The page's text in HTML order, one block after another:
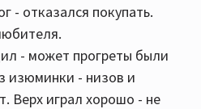
- отказался покупать.
- может прогреты были
изюминки - низов и
Верх играл хорошо - не